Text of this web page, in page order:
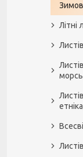
Літні